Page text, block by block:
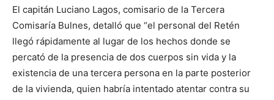
El capitán Luciano Lagos, comisario de la Tercera
Comisaría Bulnes, detalló que “el personal del Retén
llegó rápidamente al lugar de los hechos donde se
percató de la presencia de dos cuerpos sin vida y la
existencia de una tercera persona en la parte posterior
de la vivienda, quien habría intentado atentar contra su